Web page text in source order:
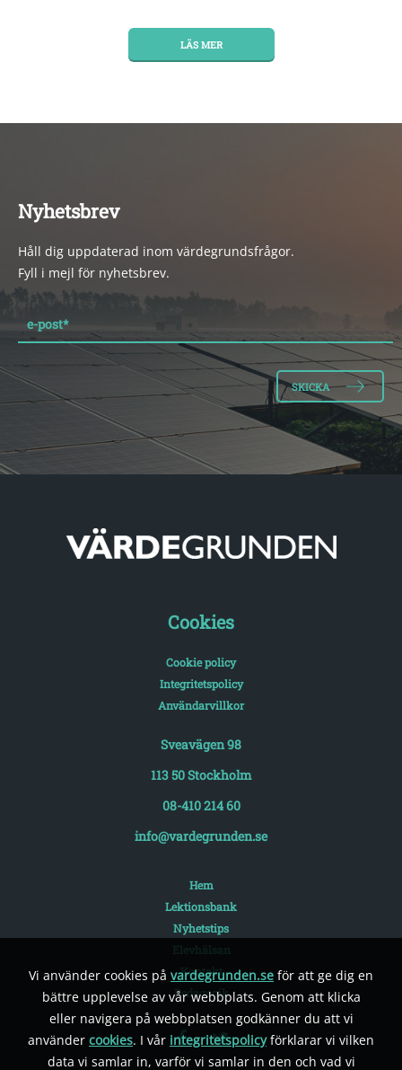
Vi använder cookies på vardegrunden.se för att ge dig en
bättre upplevelse av vår webbplats. Genom att klicka
eller navigera på webbplatsen godkänner du att vi
använder cookies. I vår integritetspolicyförklarar vi vilken
data vi samlar in, varför vi samlar in den och vad vi
LÄS MER
Nyhetsbrev
Håll dig uppdaterad inom värdegrundsfrågor.
Fyll i mejl för nyhetsbrev.
e-post*
Cookies
Cookie policy
Integritetspolicy
Användarvillkor
Sveavägen 98
113 50 Stockholm
08-410 214 60
info@vardegrunden.se
Hem
Lektionsbank
Nyhetstips
Kontakt
Pedagogik